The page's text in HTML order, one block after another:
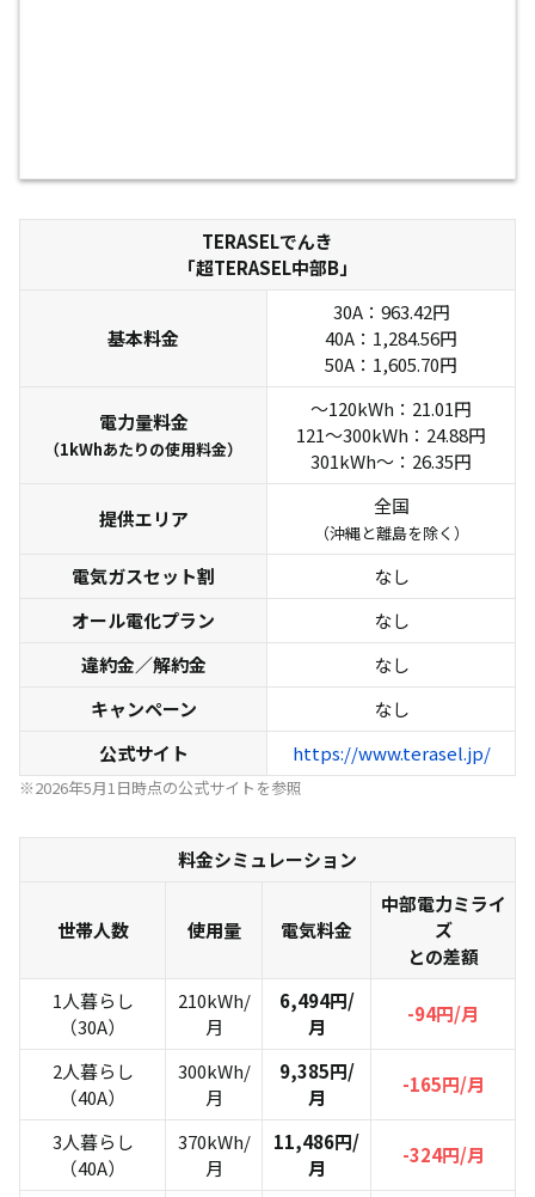
TERASELでんき
「超TERASEL中部B」
基本料金
30A：963.42円
40A：1,284.56円
50A：1,605.70円
電力量料金
（1kWhあたりの使用料金）
〜120kWh：21.01円
121〜300kWh：24.88円
301kWh〜：26.35円
提供エリア
全国
（沖縄と離島を除く）
電気ガスセット割
なし
オール電化プラン
なし
違約金／解約金
なし
キャンペーン
なし
公式サイト
https://www.terasel.jp/
※2026年5月1日時点の公式サイトを参照
料金シミュレーション
世帯人数 使用量 電気料金
中部電力ミライ
ズ
との差額
1人暮らし
（30A）
210kWh/
月
6,494円/
月
-94円/月
2人暮らし
（40A）
300kWh/
月
9,385円/
月
-165円/月
3人暮らし
（40A）
370kWh/
月
11,486円/
月
-324円/月